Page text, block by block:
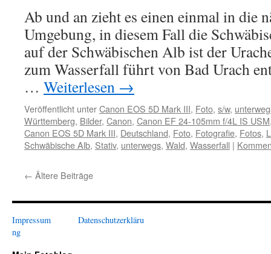
Ab und an zieht es einen einmal in die
Umgebung, in diesem Fall die
auf der Schwäbischen Alb ist der
zum Wasserfall führt von Bad Urach
… Weiterlesen →
Veröffentlicht unterCanon EOS 5D Mark III, Foto, s/w,
Württemberg, Bilder, Canon, Canon EF 24-105mm f/4L IS USM
Canon EOS 5D Mark III, Deutschland, Foto, Fotografie, Fotos,
Schwäbische Alb, Stativ, unterwegs, Wald, Wasserfall |
← Ältere Beiträge
Impressum
Datenschutzerkläru
ng